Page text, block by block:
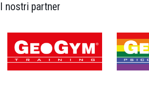
I nostri partner